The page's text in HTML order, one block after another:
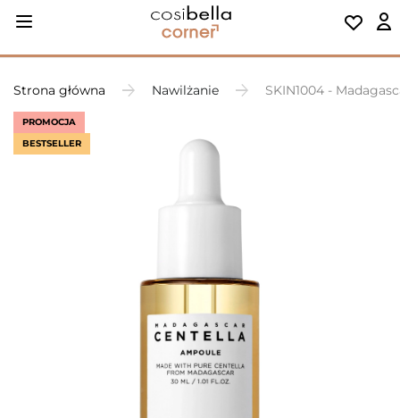
Strona główna Nawilżanie SKIN1004 -
PROMOCJA
BESTSELLER